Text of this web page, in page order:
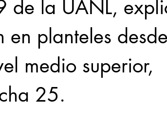
de la UANL,
en planteles
medio superior,
25.